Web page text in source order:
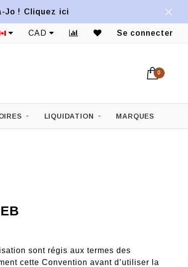
Jo ! Cliquez ici
Expédition aux États-Unis disponible*
CAD Se connecter
0
LIQUIDATION MARQUES
sont régis aux termes des
cette Convention avant d’utiliser la